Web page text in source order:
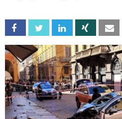
Facebook Twitter Linkedin Xing